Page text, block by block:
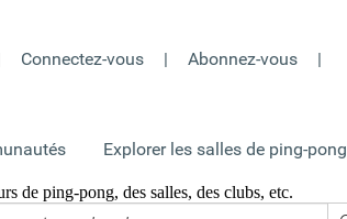
Connectez-vous | Abonnez-vous |
Explorer les salles de ping-pong
de ping-pong, des salles, des clubs, etc.